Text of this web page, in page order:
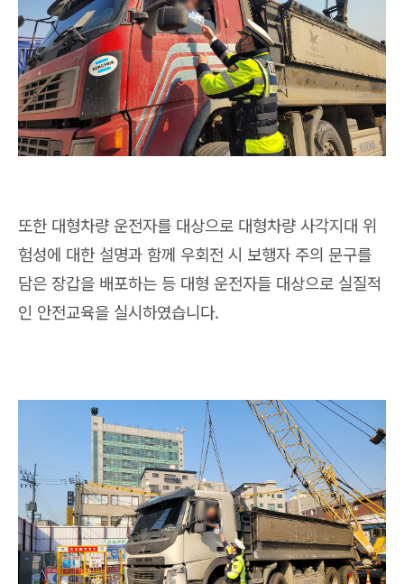
또한 대형차량 운전자를 대상으로 대형차량 사각지대 위
험성에 대한 설명과 함께 우회전 시 보행자 주의 문구를
담은 장갑을 배포하는 등 대형 운전자들 대상으로 실질적
인 안전교육을 실시하였습니다.